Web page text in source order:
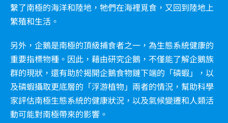
繫了南極的海洋和陸地，牠們在海裡覓食，又回到陸地上
繁殖和生活。
另外，企鵝是南極的頂級捕食者之一，為生態系統健康的
重要指標物種。因此，藉由研究企鵝，不僅能了解企鵝族
群的現狀，還有助於揭開企鵝食物鏈下端的「磷蝦」，以
及磷蝦攝取更底層的「浮游植物」兩者的情況，幫助科學
家評估南極生態系統的健康狀況，以及氣候變遷和人類活
動可能對南極帶來的影響。